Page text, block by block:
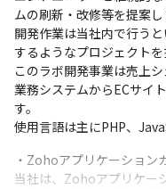
ムの刷新・改修等を提案し
開発作業は当社内で行う
するようなプロジェクトを
このラボ開発事業は売上
業務システムからECサイ
す。
使用言語は主にPHP、
・Zohoアプリケーション
当社は、Zohoアプリケー